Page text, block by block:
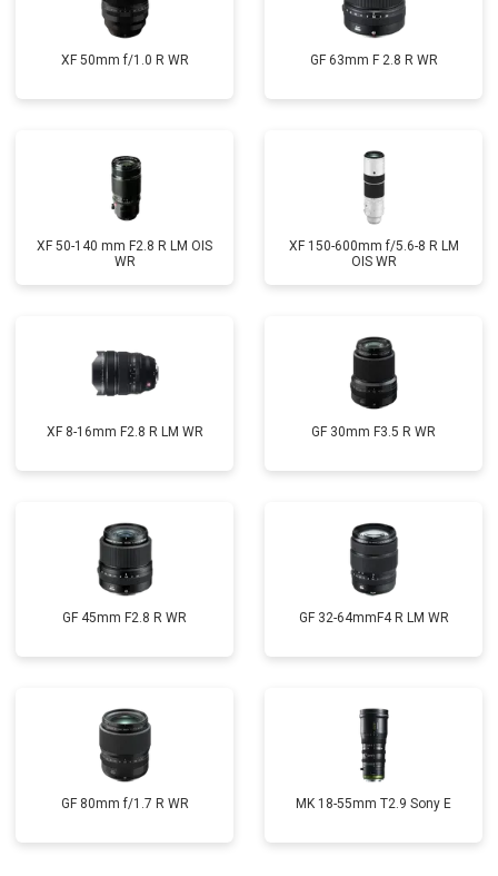
XF 50mm f/1.0 R WR GF 63mm F 2.8 R WR
XF 50-140 mm F2.8 R LM OIS
WR
XF 150-600mm f/5.6-8 R LM
OIS WR
XF 8-16mm F2.8 R LM WR GF 30mm F3.5 R WR
GF 45mm F2.8 R WR GF 32-64mmF4 R LM WR
GF 80mm f/1.7 R WR MK 18-55mm T2.9 Sony E